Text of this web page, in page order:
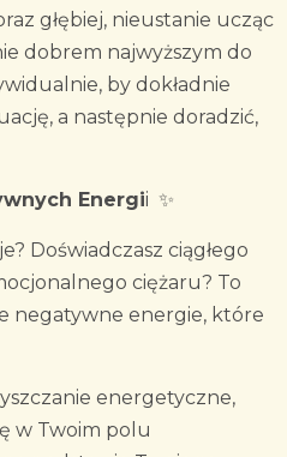
głębiej, nieustanie ucząc
dobrem najwyższym do
by dokładnie
a następnie doradzić,
Energii ✨
Doświadczasz ciągłego
ciężaru? To
negatywne energie, które
energetyczne,
w Twoim polu